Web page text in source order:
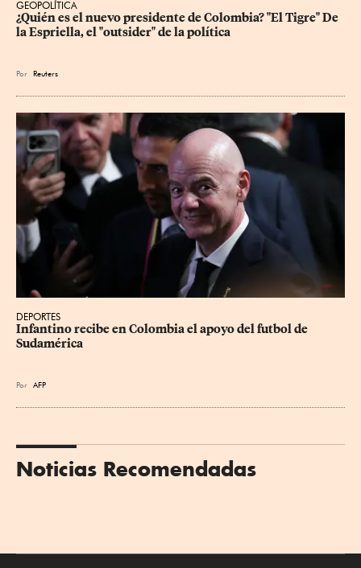
GEOPOLÍTICA
¿Quién es el nuevo presidente de Colombia? "El Tigre" De
la Espriella, el "outsider" de la política
Por Reuters
DEPORTES
Infantino recibe en Colombia el apoyo del futbol de
Sudamérica
Por AFP
Noticias Recomendadas